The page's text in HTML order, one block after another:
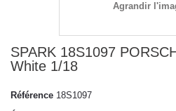
Agrandir
SPARK 18S1097
White 1/18
Référence 18S1097